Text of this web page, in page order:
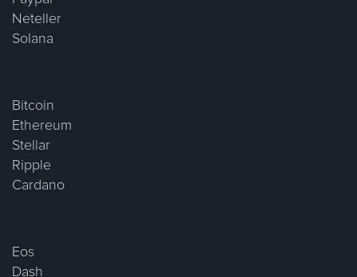
Neteller
Solana
Bitcoin
Ethereum
Stellar
Ripple
Cardano
Eos
Dash